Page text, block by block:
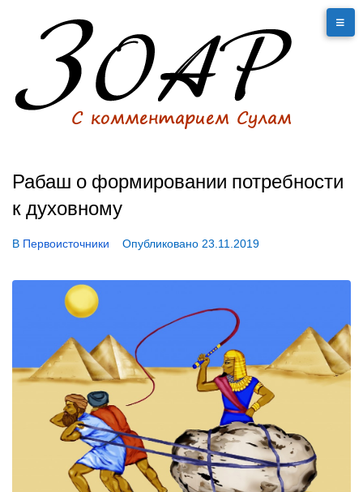
Рабаш о формировании потребности
к духовному
В Первоисточники Опубликовано 23.11.2019